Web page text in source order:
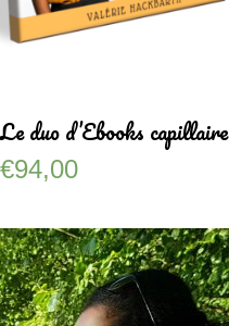
Le duo d’Ebooks capillaire
€94,00